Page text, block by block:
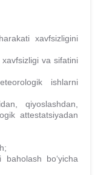
xavfsizligini
va sifatini
ishlarni
qiyoslashdan,
attestatsiyadan
bo‘yicha